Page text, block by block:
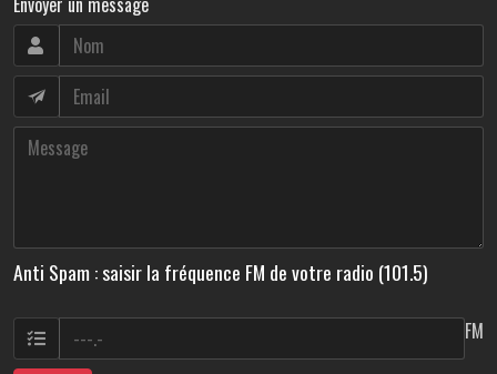
Anti Spam : saisir la fréquence FM de votre radio (101.5)
FM